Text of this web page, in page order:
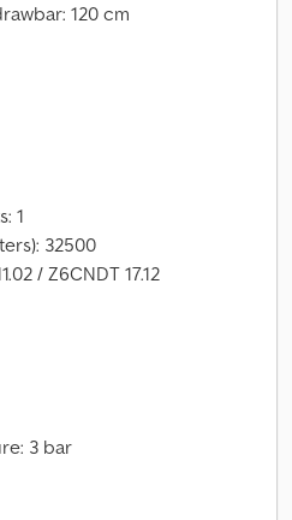
120 cm
1
32500
/ Z6CNDT 17.12
3 bar